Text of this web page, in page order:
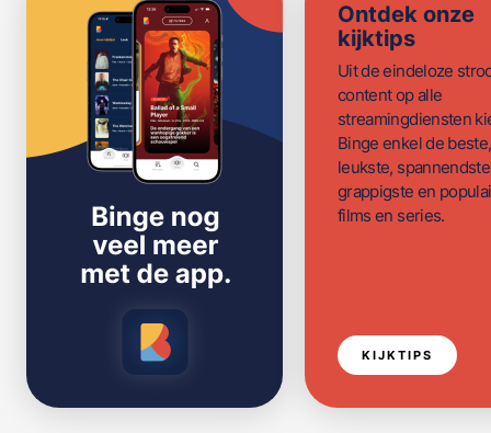
Ontdek onze
kijktips
Uit de eindeloze
content op alle
streamingdiensten
Binge enkel de beste,
leukste,
grappigste en
films en series.
KIJKTIPS